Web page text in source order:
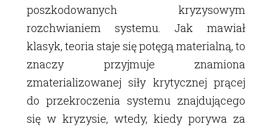
poszkodowanych kryzysowym
rozchwianiem systemu. Jak mawiał
klasyk, teoria staje się potęgą materialną, to
znaczy przyjmuje znamiona
zmaterializowanej siły krytycznej prącej
do przekroczenia systemu znajdującego
się w kryzysie, wtedy, kiedy porywa za